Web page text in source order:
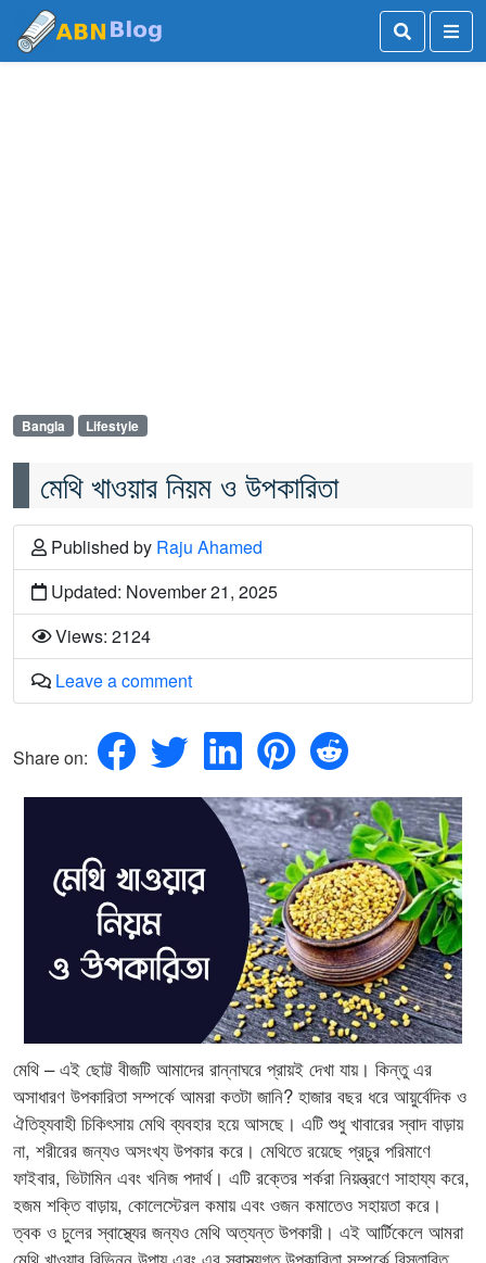
Bangla Lifestyle
মেথি খাওয়ার নিয়ম ও উপকারিতা
Published by Raju Ahamed
Updated: November 21, 2025
Views: 2124
Leave a comment
Share on:
মেথি – এই ছোট্ট বীজটি আমাদের রান্নাঘরে প্রায়ই দেখা যায়। কিন্তু এর
অসাধারণ উপকারিতা সম্পর্কে আমরা কতটা জানি? হাজার বছর ধরে আয়ুর্বেদিক ও
ঐতিহ্যবাহী চিকিৎসায় মেথি ব্যবহার হয়ে আসছে। এটি শুধু খাবারের স্বাদ বাড়ায়
না, শরীরের জন্যও অসংখ্য উপকার করে। মেথিতে রয়েছে প্রচুর পরিমাণে
ফাইবার, ভিটামিন এবং খনিজ পদার্থ। এটি রক্তের শর্করা নিয়ন্ত্রণে সাহায্য করে,
হজম শক্তি বাড়ায়, কোলেস্টেরল কমায় এবং ওজন কমাতেও সহায়তা করে।
ত্বক ও চুলের স্বাস্থ্যের জন্যও মেথি অত্যন্ত উপকারী। এই আর্টিকেলে আমরা